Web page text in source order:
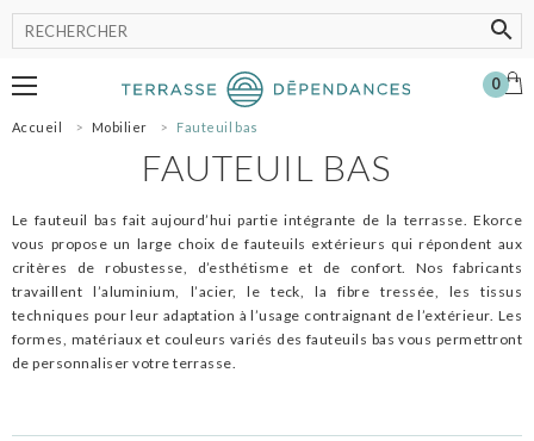
0
MOBILIER
LUMINAIRE
ACCESSOIRES
OMBRAGE
SHOWROOM
NOS MARQUES
Accueil Mobilier Fauteuil bas
FAUTEUIL BAS
Le fauteuil bas fait aujourd’hui partie intégrante de la terrasse. Ekorce
vous propose un large choix de fauteuils extérieurs qui répondent aux
critères de robustesse, d’esthétisme et de confort. Nos fabricants
travaillent l’aluminium, l’acier, le teck, la fibre tressée, les tissus
techniques pour leur adaptation à l’usage contraignant de l’extérieur. Les
formes, matériaux et couleurs variés des fauteuils bas vous permettront
de personnaliser votre terrasse.